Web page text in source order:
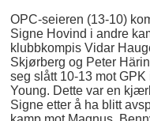
OPC-seieren (13-10)
Signe Hovind i andre
klubbkompis Vidar
Skjørberg og Peter
seg slått 10-13 mot
Young. Dette var en
Signe etter å ha blitt